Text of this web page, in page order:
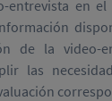
entrevista en
de la video-
las